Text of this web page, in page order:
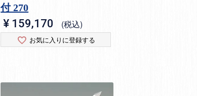
付 270
¥ 159,170 税込
お気に入りに登録する